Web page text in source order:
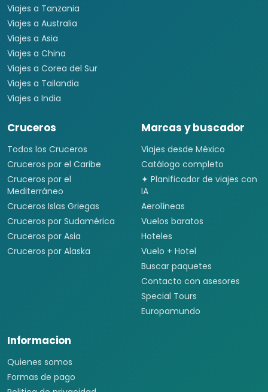
Viajes a Tanzania
Viajes a Australia
Viajes a Asia
Viajes a China
Viajes a Corea del Sur
Viajes a Tailandia
Viajes a India
Cruceros
Todos los Cruceros
Cruceros por el Caribe
Cruceros por el
Mediterráneo
Cruceros Islas Griegas
Cruceros por Sudamérica
Cruceros por Asia
Cruceros por Alaska
Marcas y buscador
Viajes desde México
Catálogo completo
✦ Planificador de viajes con
IA
Aerolíneas
Vuelos baratos
Hoteles
Vuelo + Hotel
Buscar paquetes
Contacto con asesores
Special Tours
Europamundo
Informacion
Quienes somos
Formas de pago